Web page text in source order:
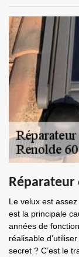
Réparateur
Le velux est
est la principale
années de
réalisable
secret ? C’est le